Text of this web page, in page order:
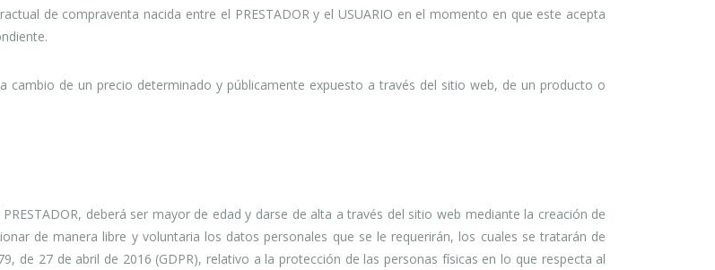
de compraventa nacida entre el PRESTADOR y el USUARIO en el momento en que este acepta
cambio de un precio determinado y públicamente expuesto a través del sitio web, de un producto o
deberá ser mayor de edad y darse de alta a través del sitio web mediante la creación de
de manera libre y voluntaria los datos personales que se le requerirán, los cuales se tratarán de
de 27 de abril de 2016 (GDPR), relativo a la protección de las personas físicas en lo que respecta al